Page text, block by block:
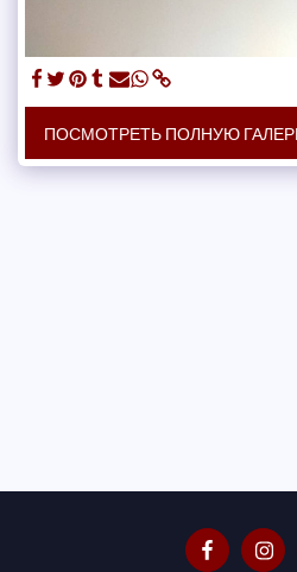
ПОСМОТРЕТЬ ПОЛНУЮ